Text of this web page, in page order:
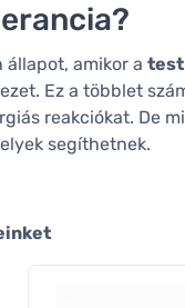
amikor a test
Ez a többlet
reakciókat. De
segíthetnek.